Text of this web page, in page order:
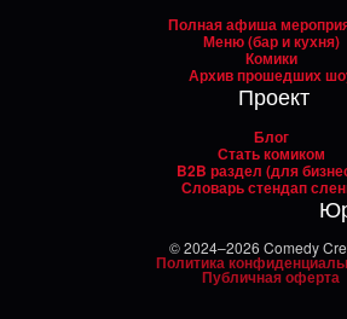
Полная афиша
Меню (бар и кухня)
Комики
Архив прошедших
Проект
Блог
Стать комиком
B2B раздел (для
Словарь стендап
© 2024–2026 Comedy
Политика
Публичная оферта